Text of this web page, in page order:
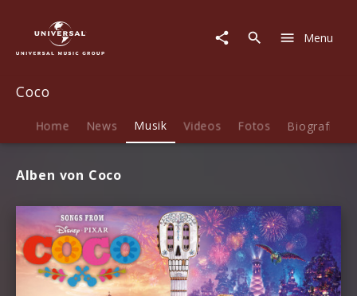
Menu
Coco
Home News Musik Videos Fotos Biografie
Alben von Coco